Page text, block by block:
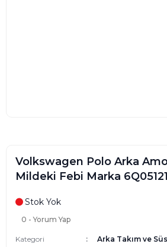
Volkswagen Polo Arka
Mildeki Febi Marka
Stok Yok
0 - Yorum Yap
Kategori
Arka Takım ve